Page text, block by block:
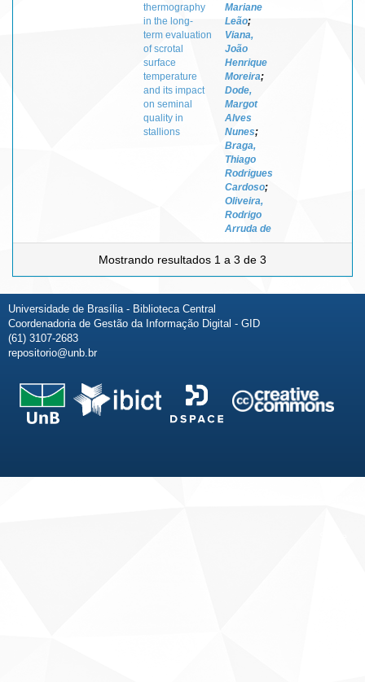
thermography
in the long-
term evaluation
of scrotal
surface
temperature
and its impact
on seminal
quality in
stallions
Mariane
Leão;
Viana,
João
Henrique
Moreira;
Dode,
Margot
Alves
Nunes;
Braga,
Thiago
Rodrigues
Cardoso;
Oliveira,
Rodrigo
Arruda de
Mostrando resultados 1 a 3 de 3
Universidade de Brasília - Biblioteca Central
Coordenadoria de Gestão da Informação Digital - GID
(61) 3107-2683
repositorio@unb.br